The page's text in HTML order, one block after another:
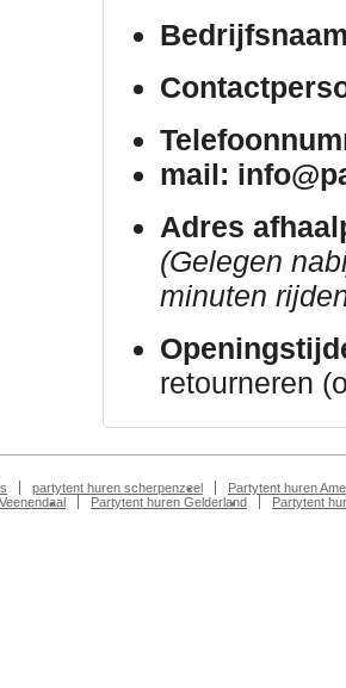
mail:
Adres
(Gelegen
minuten
retourneren
partytent huren scherpenzeel
Partytent huren
Partytent huren Gelderland Partytent